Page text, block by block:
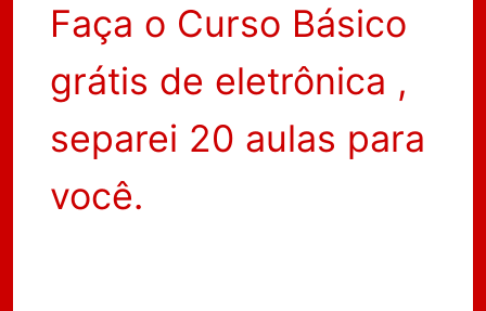
Faça o Curso Básico
grátis de eletrônica ,
separei 20 aulas para
você.